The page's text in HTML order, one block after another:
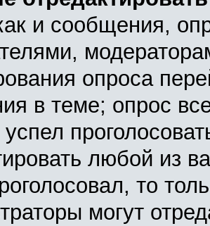
и сообщения,
опроса
в теме; опрос
успел
любой из
то
могут